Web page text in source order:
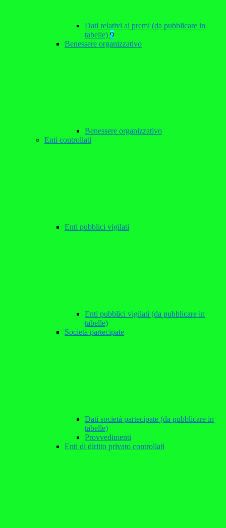
Dati relativi ai premi (da pubblicare in
tabelle) 9
Benessere organizzativo
Benessere organizzativo
Enti controllati
Enti pubblici vigilati
Enti pubblici vigilati (da pubblicare in
tabelle)
Società partecipate
Dati società partecipate (da pubblicare in
tabelle)
Provvedimenti
Enti di diritto privato controllati